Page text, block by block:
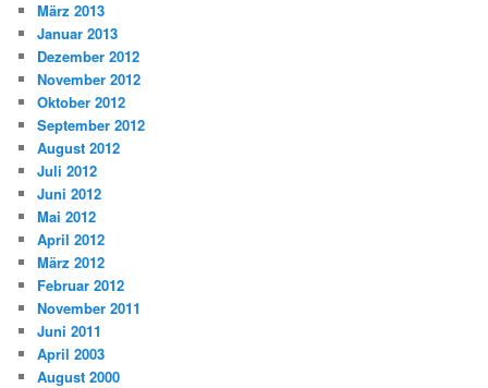
März 2013
Januar 2013
Dezember 2012
November 2012
Oktober 2012
September 2012
August 2012
Juli 2012
Juni 2012
Mai 2012
April 2012
März 2012
Februar 2012
November 2011
Juni 2011
April 2003
August 2000